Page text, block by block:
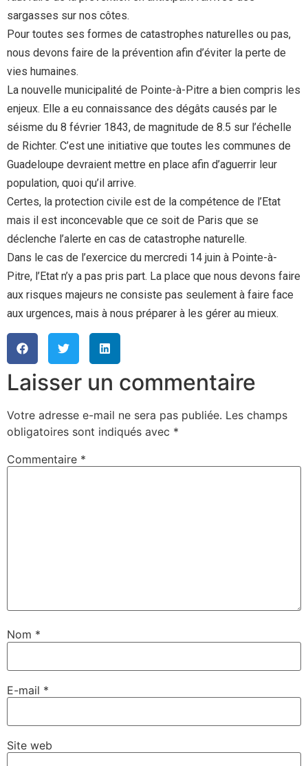
sargasses sur nos côtes.
Pour toutes ses formes de catastrophes naturelles ou pas,
nous devons faire de la prévention afin d’éviter la perte de
vies humaines.
La nouvelle municipalité de Pointe-à-Pitre a bien compris les
enjeux. Elle a eu connaissance des dégâts causés par le
séisme du 8 février 1843, de magnitude de 8.5 sur l’échelle
de Richter. C’est une initiative que toutes les communes de
Guadeloupe devraient mettre en place afin d’aguerrir leur
population, quoi qu’il arrive.
Certes, la protection civile est de la compétence de l’Etat
mais il est inconcevable que ce soit de Paris que se
déclenche l’alerte en cas de catastrophe naturelle.
Dans le cas de l’exercice du mercredi 14 juin à Pointe-à-
Pitre, l’Etat n’y a pas pris part. La place que nous devons faire
aux risques majeurs ne consiste pas seulement à faire face
aux urgences, mais à nous préparer à les gérer au mieux.
Laisser un commentaire
Votre adresse e-mail ne sera pas publiée. Les champs
obligatoires sont indiqués avec *
Commentaire *
Nom *
E-mail *
Site web